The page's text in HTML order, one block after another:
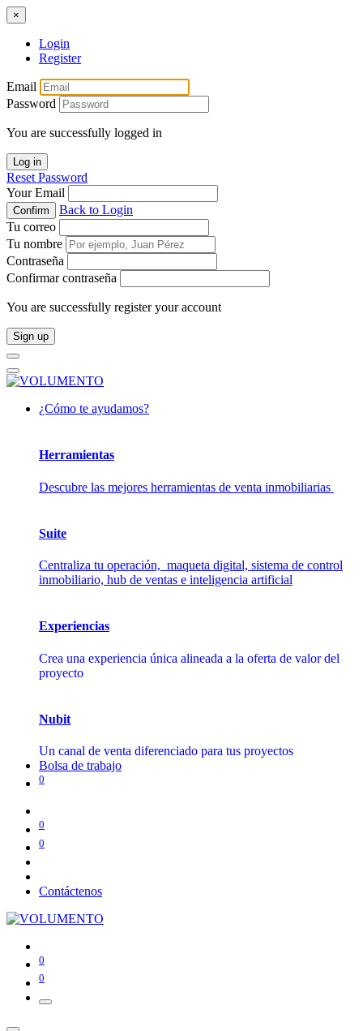
×
Login
Register
Email
Password
You are successfully logged in
Log in
Reset Password
Your Email
Confirm
Back to Login
Tu correo
Tu nombre
Contraseña
Confirmar contraseña
You are successfully register your account
Sign up
¿Cómo te ayudamos?
Herramientas
Descubre las mejores herramientas de venta inmobiliarias
Suite
Centraliza tu operación, maqueta digital, sistema de control
inmobiliario, hub de ventas e inteligencia artificial
Experiencias
Crea una experiencia única alineada a la oferta de valor del
proyecto
Nubit
Un canal de venta diferenciado para tus proyectos
Bolsa de trabajo
0
0
0
Contáctenos
0
0